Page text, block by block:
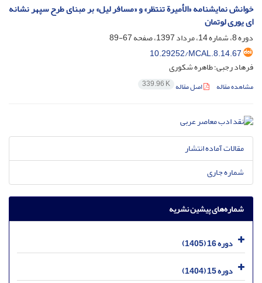
خوانش نمایشنامه «الأمیرة تنتظر» و «مسافر لیل» بر مبنای طرح سپهر نشانه
ای یوری لوتمان
دوره 8، شماره 14، مرداد 1397، صفحه
67-89
10.29252/MCAL.8.14.67
فرهاد رجبی؛ طاهره شکوری
مشاهده مقاله اصل مقاله 339.96 K
مقالات آماده انتشار
شماره جاری
شماره‌های پیشین نشریه
دوره 16 (1405)
دوره 15 (1404)